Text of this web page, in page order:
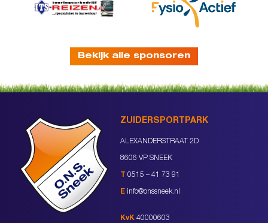
Bekijk alle sponsoren
ZUIDERSPORTPARK
ALEXANDERSTRAAT 2D
8606 VP SNEEK
T 0515 – 41 73 91
E info@onssneek.nl
KvK 40000603